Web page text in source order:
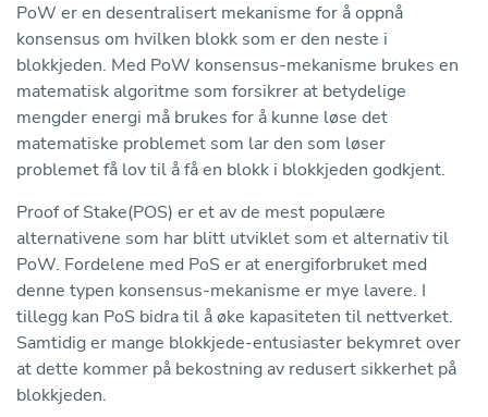
PoW er en desentralisert mekanisme for å oppnå
konsensus om hvilken blokk som er den neste i
blokkjeden. Med PoW konsensus-mekanisme brukes en
matematisk algoritme som forsikrer at betydelige
mengder energi må brukes for å kunne løse det
matematiske problemet som lar den som løser
problemet få lov til å få en blokk i blokkjeden godkjent.
Proof of Stake(POS) er et av de mest populære
alternativene som har blitt utviklet som et alternativ til
PoW. Fordelene med PoS er at energiforbruket med
denne typen konsensus-mekanisme er mye lavere. I
tillegg kan PoS bidra til å øke kapasiteten til nettverket.
Samtidig er mange blokkjede-entusiaster bekymret over
at dette kommer på bekostning av redusert sikkerhet på
blokkjeden.